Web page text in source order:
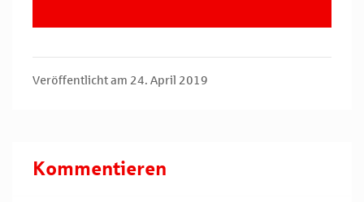
Veröffentlicht am 24. April 2019
Kommentieren